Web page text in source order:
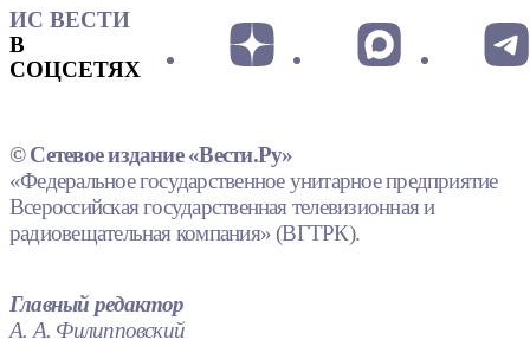
ИС ВЕСТИ
В
СОЦСЕТЯХ
© Сетевое издание «Вести.Ру»
«Федеральное государственное унитарное предприятие
Всероссийская государственная телевизионная и
радиовещательная компания» (ВГТРК).
Главный редактор
А. А. Филипповский